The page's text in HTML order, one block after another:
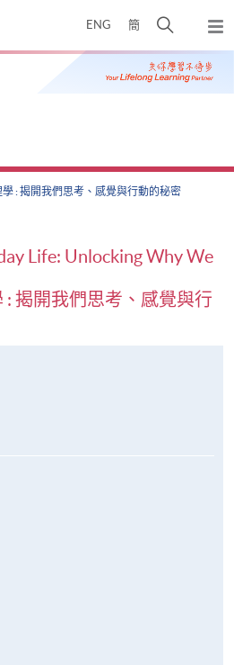
ENG 簡
開
搜
尋
彈
出
主
學 : 揭開我們思考、感覺與行動的秘密
Life: Unlocking Why We
: 揭開我們思考、感覺與行